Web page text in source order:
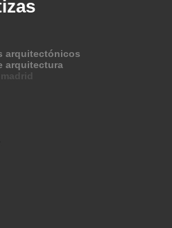
arquitectónicos
arquitectura